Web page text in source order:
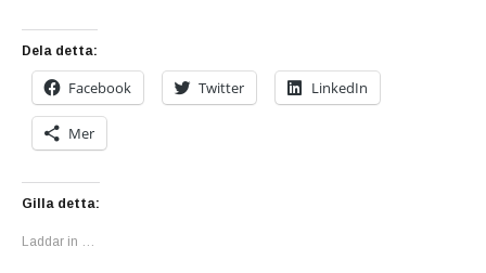
Dela detta:
Facebook Twitter LinkedIn
Mer
Gilla detta:
Laddar in …